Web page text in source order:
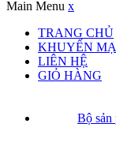
Main Menu x
TRANG CHỦ
KHUYẾN
LIÊN HỆ
GIỎ HÀNG
Bộ sản